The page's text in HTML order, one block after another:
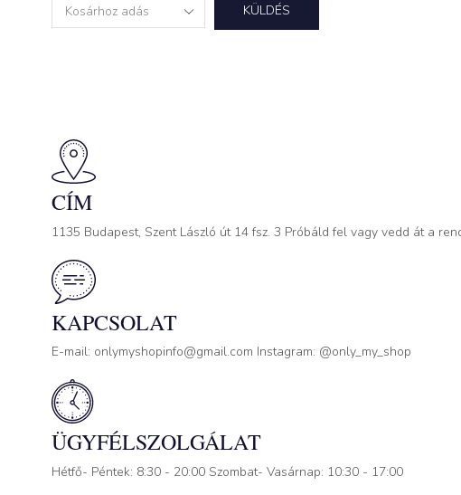
KÜLDÉS
CÍM
1135 Budapest, Szent László út 14 fsz. 3 Próbáld fel vagy vedd át a
KAPCSOLAT
E-mail: onlymyshopinfo@gmail.com Instagram: @only_my_shop
ÜGYFÉLSZOLGÁLAT
Hétfő- Péntek: 8:30 - 20:00 Szombat- Vasárnap: 10:30 - 17:00